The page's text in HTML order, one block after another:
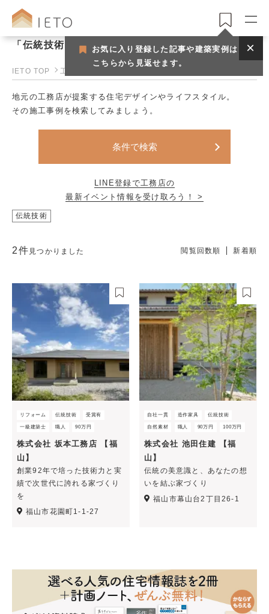
お気に入り登録した記事や建築実例は
こちらから見返せます。
「伝統技術」で見つける工務店一覧
IETO TOP 工務店一覧
地元の工務店が提案する住宅デザインやライフスタイル。
その施工事例を検索してみましょう。
条件で検索
LINE登録で工務店の
最新イベント情報を受け取ろう！ >
伝統技術
2件 見つかりました 閲覧回数順 新着順
リフォーム 伝統技術 受賞有
一級建築士 職人 90万円
株式会社 坂本工務店 【福
山】
創業92年で培った技術力と実
績で次世代に誇れる家づくり
を
福山市花園町1-1-27
自社一貫 造作家具 伝統技術
自然素材 職人 90万円 100万円
株式会社 池田住建 【福
山】
伝統の美意識と、あなたの想
いを結ぶ家づくり
福山市幕山台2丁目26-1